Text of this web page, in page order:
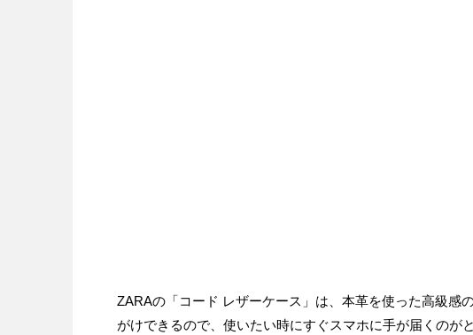
ZARAの「コード レザーケース」は、本革を使った高級感
がけできるので、使いたい時にすぐスマホに手が届くのが